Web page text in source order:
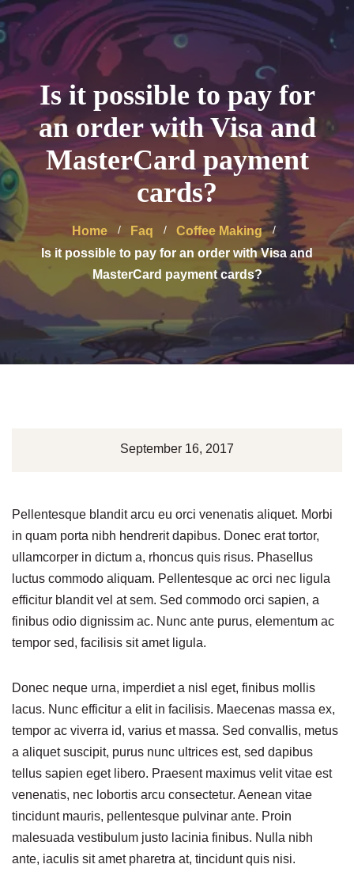
Is it possible to pay for
an order with Visa and
MasterCard payment
cards?
Home Faq
Coffee Making
Is it possible to pay for an order with Visa and
MasterCard payment cards?
September 16, 2017
Pellentesque blandit arcu eu orci venenatis aliquet. Morbi
in quam porta nibh hendrerit dapibus. Donec erat tortor,
ullamcorper in dictum a, rhoncus quis risus. Phasellus
luctus commodo aliquam. Pellentesque ac orci nec ligula
efficitur blandit vel at sem. Sed commodo orci sapien, a
finibus odio dignissim ac. Nunc ante purus, elementum ac
tempor sed, facilisis sit amet ligula.
Donec neque urna, imperdiet a nisl eget, finibus mollis
lacus. Nunc efficitur a elit in facilisis. Maecenas massa ex,
tempor ac viverra id, varius et massa. Sed convallis, metus
a aliquet suscipit, purus nunc ultrices est, sed dapibus
tellus sapien eget libero. Praesent maximus velit vitae est
venenatis, nec lobortis arcu consectetur. Aenean vitae
tincidunt mauris, pellentesque pulvinar ante. Proin
malesuada vestibulum justo lacinia finibus. Nulla nibh
ante, iaculis sit amet pharetra at, tincidunt quis nisi.